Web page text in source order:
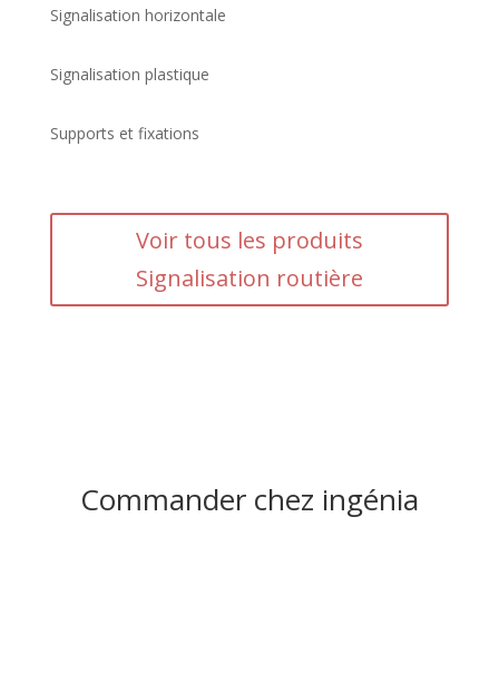
Signalisation horizontale
Signalisation plastique
Supports et fixations
Voir tous les produits
Signalisation routière
Commander chez ingénia